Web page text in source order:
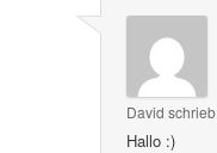
David schrieb
Hallo :)